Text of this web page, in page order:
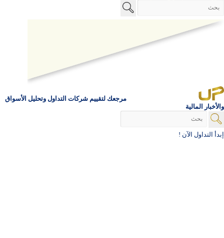
مرجعك لتقييم شركات التداول وتحليل الأسواق
والأخبار المالية
إبدأ التداول الآن !